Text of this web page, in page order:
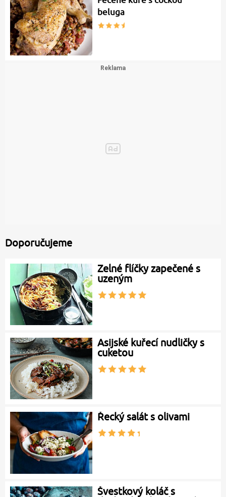
beluga
Doporučujeme
Zelné flíčky zapečené s
uzeným
Asijské kuřecí nudličky s
cuketou
Řecký salát s olivami
Švestkový koláč s